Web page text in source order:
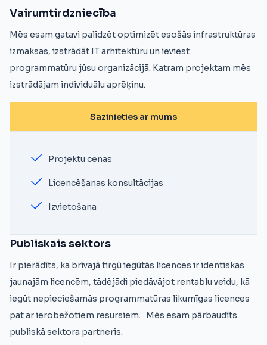
Vairumtirdzniecība
Mēs esam gatavi palīdzēt optimizēt esošās infrastruktūras
izmaksas, izstrādāt IT arhitektūru un ieviest
programmatūru jūsu organizācijā. Katram projektam mēs
izstrādājam individuālu aprēķinu.
Sazinieties ar mums
Projektu cenas
Licencēšanas konsultācijas
Izvietošana
Publiskais sektors
Ir pierādīts, ka brīvajā tirgū iegūtās licences ir identiskas
jaunajām licencēm, tādējādi piedāvājot rentablu veidu, kā
iegūt nepieciešamās programmatūras likumīgas licences
pat ar ierobežotiem resursiem. Mēs esam pārbaudīts
publiskā sektora partneris.